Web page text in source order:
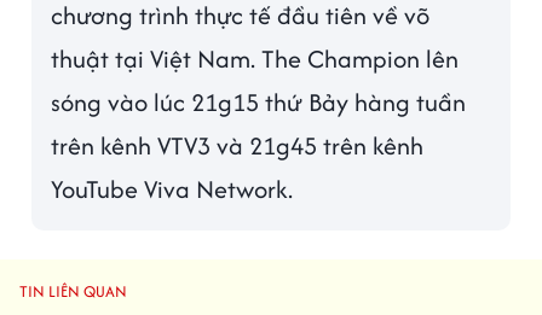
chương trình thực tế đầu tiên về võ
thuật tại Việt Nam. The Champion lên
sóng vào lúc 21g15 thứ Bảy hàng tuần
trên kênh VTV3 và 21g45 trên kênh
YouTube Viva Network.
TIN LIÊN QUAN